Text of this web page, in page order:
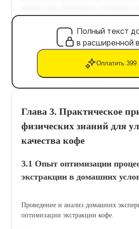
Полный текст
в расширенной
Оплатить 399
Глава 3. Практическое
физических знаний для
качества кофе
3.1 Опыт оптимизации
экстракции в домашних
Проведение и анализ домашних
оптимизации экстракции кофе.